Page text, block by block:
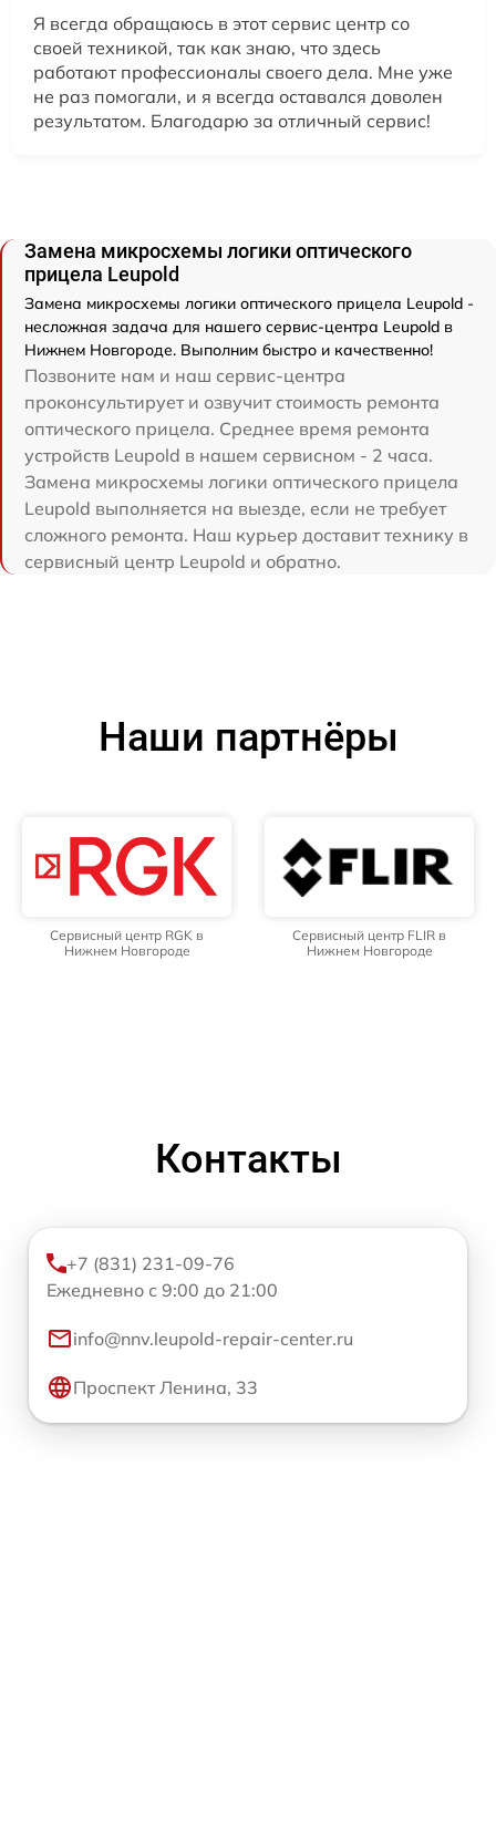
Я всегда обращаюсь в этот сервис центр со
своей техникой, так как знаю, что здесь
работают профессионалы своего дела. Мне уже
не раз помогали, и я всегда оставался доволен
результатом. Благодарю за отличный сервис!
Замена микросхемы логики оптического
прицела Leupold
Замена микросхемы логики оптического прицела Leupold -
несложная задача для нашего сервис-центра Leupold в
Нижнем Новгороде. Выполним быстро и качественно!
Позвоните нам и наш сервис-центра
проконсультирует и озвучит стоимость ремонта
оптического прицела. Среднее время ремонта
устройств Leupold в нашем сервисном - 2 часа.
Замена микросхемы логики оптического прицела
Leupold выполняется на выезде, если не требует
сложного ремонта. Наш курьер доставит технику в
сервисный центр Leupold и обратно.
Наши партнёры
Сервисный центр RGK в
Нижнем Новгороде
Сервисный центр FLIR в
Нижнем Новгороде
Контакты
+7 (831) 231-09-76
Ежедневно с 9:00 до 21:00
info@nnv.leupold-repair-center.ru
Проспект Ленина, 33